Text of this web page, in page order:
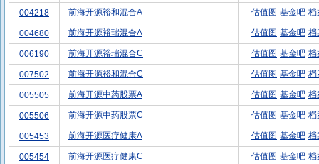
004218 前海开源裕和混合A 估值图 基金吧 档
004680 前海开源裕瑞混合A 估值图 基金吧 档
006190 前海开源裕瑞混合C 估值图 基金吧 档
007502 前海开源裕和混合C 估值图 基金吧 档
005505 前海开源中药股票A 估值图 基金吧 档
005506 前海开源中药股票C 估值图 基金吧 档
005453 前海开源医疗健康A 估值图 基金吧 档
005454 前海开源医疗健康C 估值图 基金吧 档